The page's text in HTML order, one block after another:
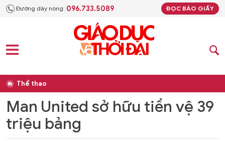
Đường dây nóng: 096.733.5089 ĐỌC BÁO GIẤY
Thể thao
Man United sở hữu tiền vệ 39
triệu bảng